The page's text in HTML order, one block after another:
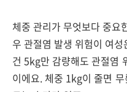
체중 관리가 무엇보다 중요
우 관절염 발생 위험이 여
건 5kg만 감량해도 관절염
이에요. 체중 1kg이 줄면